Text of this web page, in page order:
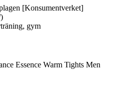
[Konsumentverket]
gym
Essence Warm Tights Men